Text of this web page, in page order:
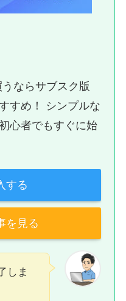
ならサブスク版
すめ！ シンプルな
心者でもすぐに始
する
を見る
しま